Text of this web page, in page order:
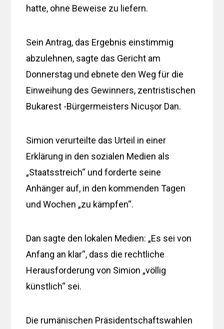
hatte, ohne Beweise zu liefern.
Sein Antrag, das Ergebnis einstimmig
abzulehnen, sagte das Gericht am
Donnerstag und ebnete den Weg für die
Einweihung des Gewinners, zentristischen
Bukarest -Bürgermeisters Nicușor Dan.
Simion verurteilte das Urteil in einer
Erklärung in den sozialen Medien als
„Staatsstreich“ und forderte seine
Anhänger auf, in den kommenden Tagen
und Wochen „zu kämpfen“.
Dan sagte den lokalen Medien: „Es sei von
Anfang an klar“, dass die rechtliche
Herausforderung von Simion „völlig
künstlich“ sei.
Die rumänischen Präsidentschaftswahlen